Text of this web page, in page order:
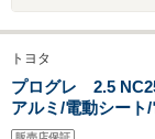
トヨタ
プログレ 2.5
アルミ/電動シート
ーキー/禁煙車/衝突